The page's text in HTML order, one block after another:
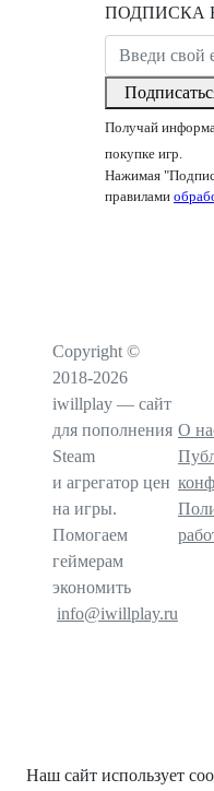
ПОДПИСКА
Получай
покупке игр.
Нажимая
правилами
Copyright ©
2018-2026
iwillplay — сайт
для пополнения
Steam
и агрегатор цен
на игры.
Помогаем
геймерам
экономить
info@iwillplay.ru
О
Наш сайт использует